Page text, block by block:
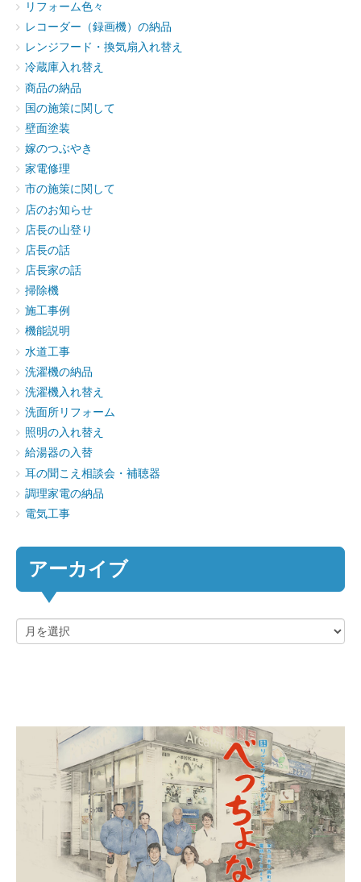
リフォーム色々
レコーダー（録画機）の納品
レンジフード・換気扇入れ替え
冷蔵庫入れ替え
商品の納品
国の施策に関して
壁面塗装
嫁のつぶやき
家電修理
市の施策に関して
店のお知らせ
店長の山登り
店長の話
店長家の話
掃除機
施工事例
機能説明
水道工事
洗濯機の納品
洗濯機入れ替え
洗面所リフォーム
照明の入れ替え
給湯器の入替
耳の聞こえ相談会・補聴器
調理家電の納品
電気工事
アーカイブ